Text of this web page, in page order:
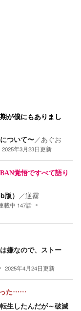
が僕にもありまし
ついて〜／あぐお
2025年3月23日更新
覚悟ですべて語り
） ／逆霧
載中 147話
嫌なので、ストー
2025年4月24日更新
った……
生したんだが～破滅